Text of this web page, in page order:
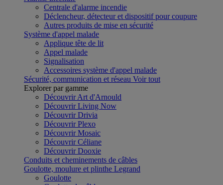
Centrale d'alarme incendie
Déclencheur, détecteur et dispositif pour coupure
Autres produits de mise en sécurité
Système d'appel malade
Applique tête de lit
Appel malade
Signalisation
Accessoires système d'appel malade
Sécurité, communication et réseau Voir tout
Explorer par gamme
Découvrir Art d'Arnould
Découvrir Living Now
Découvrir Drivia
Découvrir Plexo
Découvrir Mosaic
Découvrir Céliane
Découvrir Dooxie
Conduits et cheminements de câbles
Goulotte, moulure et plinthe Legrand
Goulotte